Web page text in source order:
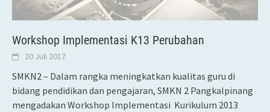
Workshop Implementasi K13 Perubahan
20 Juli 2017
SMKN2 – Dalam rangka meningkatkan kualitas guru di
bidang pendidikan dan pengajaran, SMKN 2 Pangkalpinang
mengadakan Workshop Implementasi Kurikulum 2013